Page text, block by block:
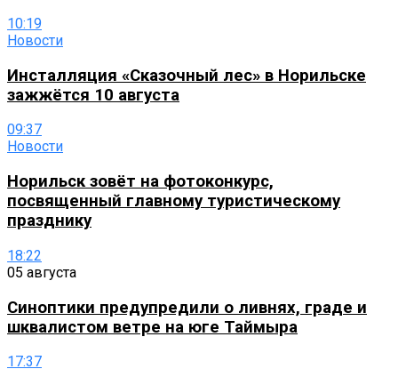
10:19
Новости
Инсталляция «Сказочный лес» в Норильске
зажжётся 10 августа
09:37
Новости
Норильск зовёт на фотоконкурс,
посвященный главному туристическому
празднику
18:22
05 августа
Синоптики предупредили о ливнях, граде и
шквалистом ветре на юге Таймыра
17:37